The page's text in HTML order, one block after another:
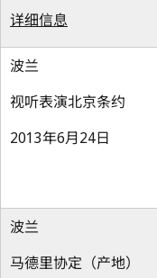
详细信息
波兰
视听表演北京条约
2013年6月24日
波兰
马德里协定（产地）